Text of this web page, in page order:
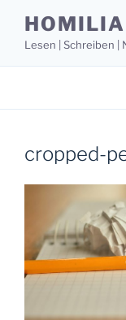
Inhalt
springen
HOMILIA
Lesen | Schreiben |
cropped-